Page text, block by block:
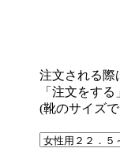
注文される際
「注文をす
(靴のサイズ